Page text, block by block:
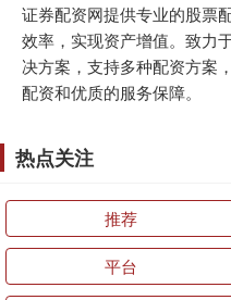
证券配资网提供专业的股票
效率，实现资产增值。致力
决方案，支持多种配资方案
配资和优质的服务保障。
热点关注
推荐
平台